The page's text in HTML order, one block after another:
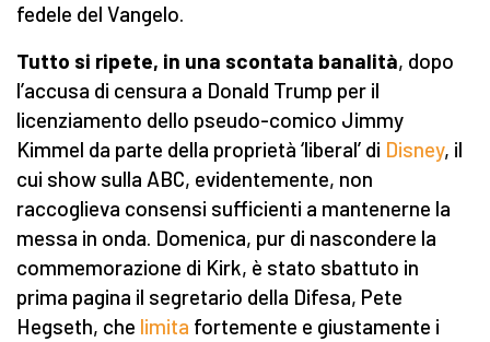
fedele del Vangelo.
Tutto si ripete, in una scontata banalità, dopo
l’accusa di censura a Donald Trump per il
licenziamento dello pseudo-comico Jimmy
Kimmel da parte della proprietà ‘liberal’ di Disney, il
cui show sulla ABC, evidentemente, non
raccoglieva consensi sufficienti a mantenerne la
messa in onda. Domenica, pur di nascondere la
commemorazione di Kirk, è stato sbattuto in
prima pagina il segretario della Difesa, Pete
Hegseth, che limita fortemente e giustamente i